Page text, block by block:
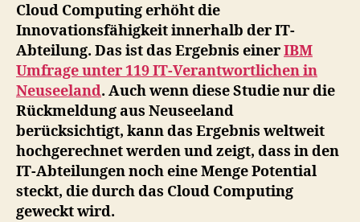
der
IT-
Abteilung
Cloud Computing erhöht die
Innovationsfähigkeit innerhalb der IT-
Abteilung. Das ist das Ergebnis einerIBM
Umfrage unter 119 IT-Verantwortlichen in
Neuseeland. Auch wenn diese Studie nur die
Rückmeldung aus Neuseeland
berücksichtigt, kann das Ergebnis weltweit
hochgerechnet werden und zeigt, dass in den
IT-Abteilungen noch eine Menge Potential
steckt, die durch das Cloud Computing
geweckt wird.